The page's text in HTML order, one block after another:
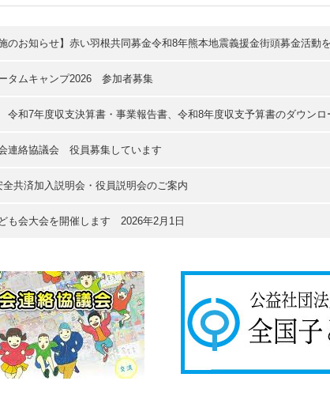
のお知らせ】赤い羽根共同募金令和8年熊本地震義援金街頭募金活動
タムキャンプ2026 参加者募集
和7年度収支決算書・事業報告書、令和8年度収支予算書のダウンロ
連絡協議会 役員募集しています
共済加入説明会・役員説明会のご案内
も会大会を開催します 2026年2月1日